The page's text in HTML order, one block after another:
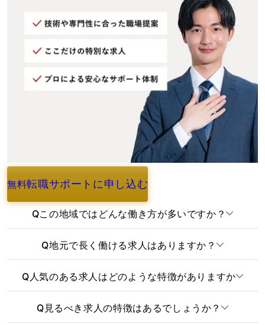
無料転職サポートに申し込む
よくあるご質問
Qこの地域ではどんな働き方が多いですか？
Q地元で長く働ける求人はありますか？
Q 人気のある求人はどのような特徴がありますか
Q 見るべき求人の特徴はあるでしょうか？